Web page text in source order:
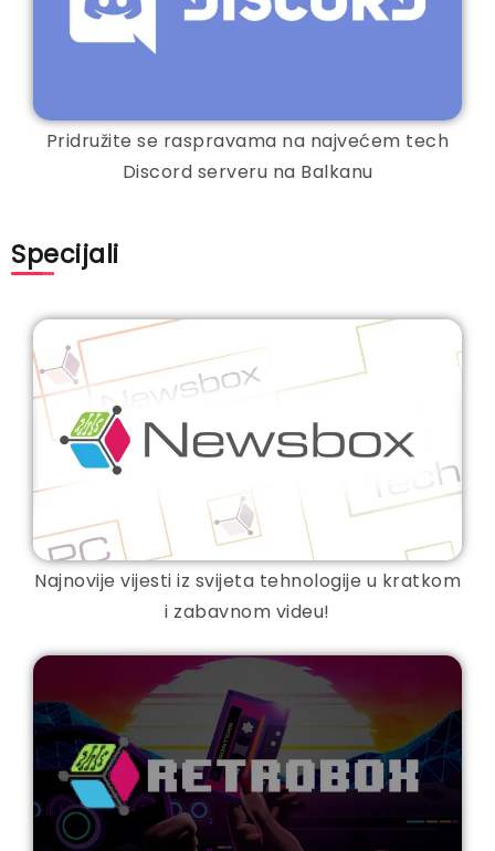
Pridružite se raspravama na najvećem tech
Discord serveru na Balkanu
Specijali
Najnovije vijesti iz svijeta tehnologije u kratkom
i zabavnom videu!